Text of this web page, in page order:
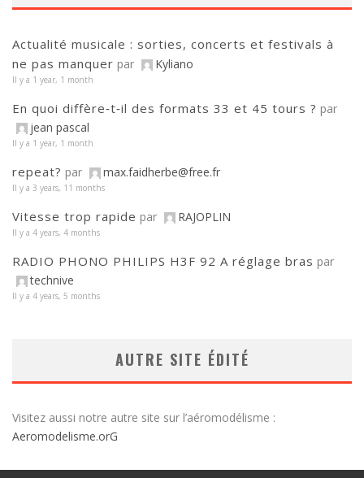
Actualité musicale : sorties, concerts et festivals à
ne pas manquer par Kyliano
Il y a 1 year, 1 month
En quoi diffère‑t‑il des formats 33 et 45 tours ? par
jean pascal
Il y a 1 year, 1 month
repeat? par max.faidherbe@free.fr
Il y a 3 years, 11 months
Vitesse trop rapide par RAJOPLIN
Il y a 4 years, 4 months
RADIO PHONO PHILIPS H3F 92 A réglage bras par
technive
Il y a 4 years, 5 months
AUTRE SITE ÉDITÉ
Visitez aussi notre autre site sur l’aéromodélisme :
Aeromodelisme.orG